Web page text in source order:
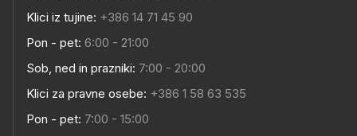
Klici iz tujine: +386 14 71 45 90
Pon - pet: 6:00 - 21:00
Sob, ned in prazniki: 7:00 - 20:00
Klici za pravne osebe: +386 1 58 63 535
Pon - pet: 7:00 - 15:00